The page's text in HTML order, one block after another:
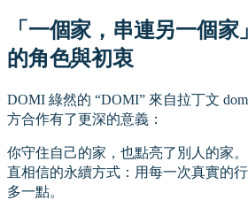
「一個家，串連另一個
的角色與初衷
DOMI 綠然的 “DOMI” 來自拉丁文
方合作有了更深的意義：
你守住自己的家，也點亮了別人的家
直相信的永續方式：用每一次真實的
多一點。